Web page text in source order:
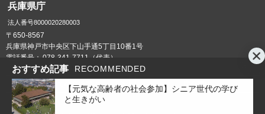
おすすめ記事 RECOMMENDED
【元気な高齢者の社会参加】シニア世代の学び
と生きがい
兵庫県庁
法人番号8000020280003
〒650-8567
兵庫県神戸市中央区下山手通5丁目10番1号
電話番号： 078-341-7711（代表）
県庁までの交通案内 庁舎案内